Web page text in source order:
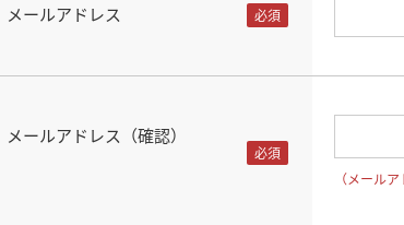
メールアドレス
メールアドレス（確認）
（メール